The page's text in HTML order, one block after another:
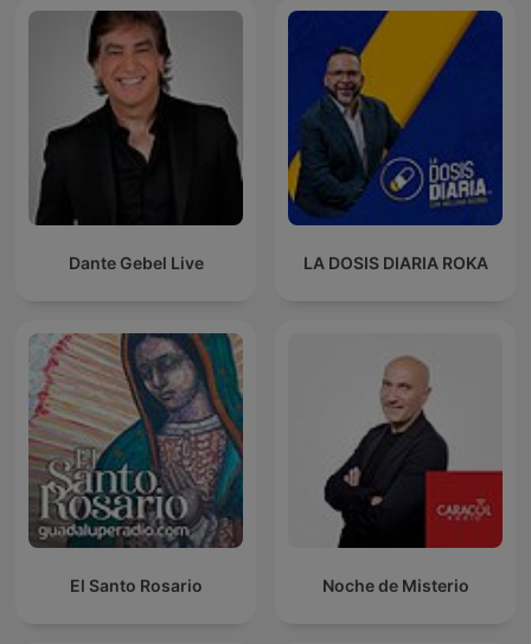
Dante Gebel Live LA DOSIS DIARIA ROKA
El Santo Rosario Noche de Misterio